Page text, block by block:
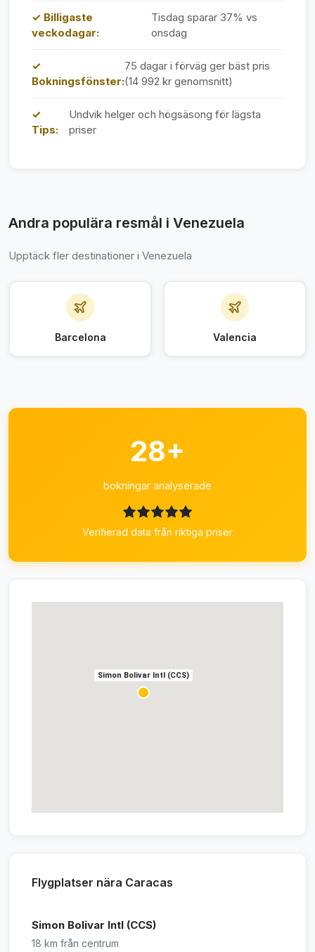
✓ Billigaste
veckodagar:
Tisdag sparar 37% vs
onsdag
✓
Bokningsfönster:
75 dagar i förväg ger bäst pris
(14 992 kr genomsnitt)
✓
Tips:
Undvik helger och högsäsong för lägsta
priser
Andra populära resmål i Venezuela
Upptäck fler destinationer i Venezuela
Barcelona Valencia
28+
bokningar analyserade
Verifierad data från riktiga priser
Simon Bolivar Intl (CCS)
Flygplatser nära Caracas
Simon Bolivar Intl (CCS)
18 km från centrum